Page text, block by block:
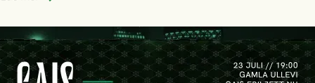
seger! Matchfoto: Mikael Josefsson & Lasse Ekström